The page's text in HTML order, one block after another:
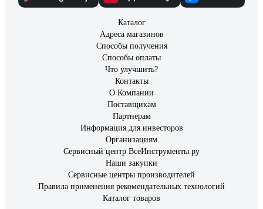
Каталог
Адреса магазинов
Способы получения
Способы оплаты
Что улучшить?
Контакты
О Компании
Поставщикам
Партнерам
Информация для инвесторов
Организациям
Сервисный центр ВсеИнструменты.ру
Наши закупки
Сервисные центры производителей
Правила применения рекомендательных технологий
Каталог товаров